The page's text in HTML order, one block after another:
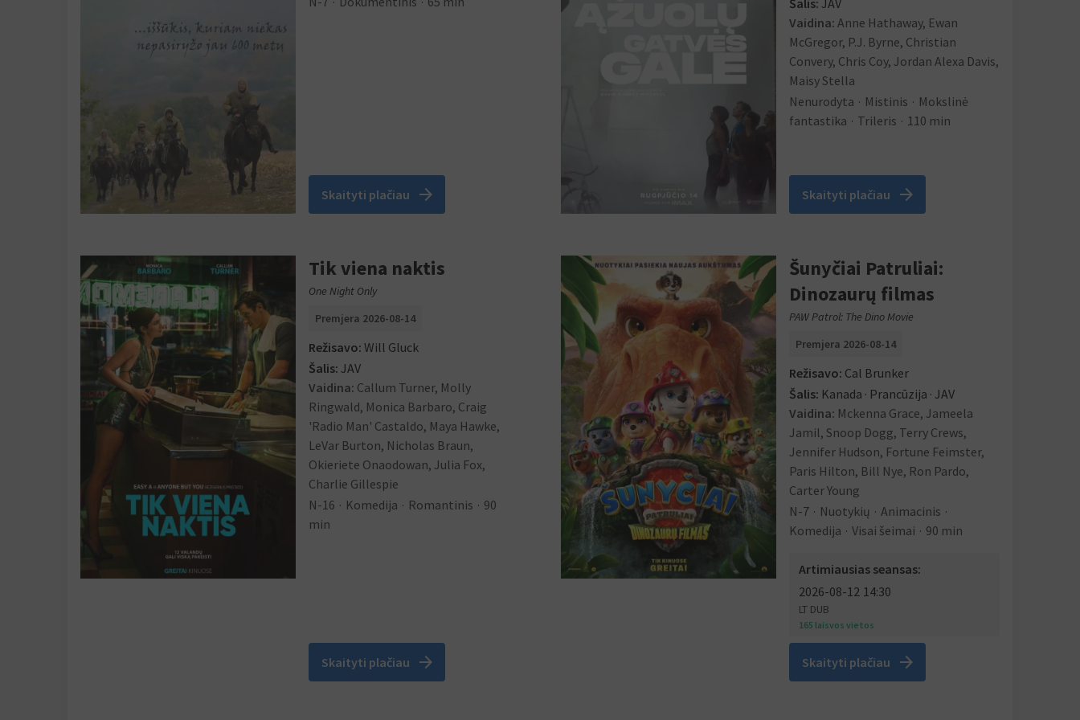
Skaityti plačiau arrow_forward
Šalis: JAV
Vaidina: Anne Hathaway, Ewan
McGregor, P.J. Byrne, Christian
Convery, Chris Coy, Jordan Alexa Davis,
Maisy Stella
Nenurodyta
Mistinis
Mokslinė
fantastika
Trileris 110 min
Skaityti plačiau arrow_forward
Tik viena naktis
One Night Only
Premjera 2026-08-14
Režisavo: Will Gluck
Šalis: JAV
Vaidina: Callum Turner, Molly
Ringwald, Monica Barbaro, Craig
'Radio Man' Castaldo, Maya Hawke,
LeVar Burton, Nicholas Braun,
Okieriete Onaodowan, Julia Fox,
Charlie Gillespie
N-16
Komedija Romantinis
90
min
Skaityti plačiau arrow_forward
Šunyčiai Patruliai:
Dinozaurų filmas
PAW Patrol: The Dino Movie
Premjera 2026-08-14
Režisavo: Cal Brunker
Šalis: Kanada · Prancūzija · JAV
Vaidina: Mckenna Grace, Jameela
Jamil, Snoop Dogg, Terry Crews,
Jennifer Hudson, Fortune Feimster,
Paris Hilton, Bill Nye, Ron Pardo,
Carter Young
N-7
Nuotykių
Animacinis
Komedija
Visai šeimai 90 min
Artimiausias seansas:
2026-08-12 14:30
LT DUB
165 laisvos vietos
Skaityti plačiau arrow_forward